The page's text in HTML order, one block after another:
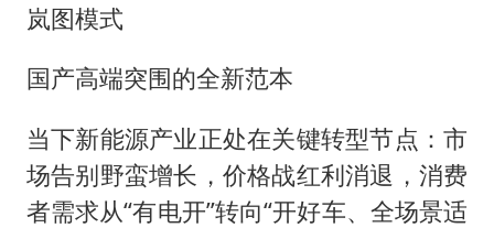
岚图模式
国产高端突围的全新范本
当下新能源产业正处在关键转型节点：市
场告别野蛮增长，价格战红利消退，消费
者需求从“有电开”转向“开好车、全场景适